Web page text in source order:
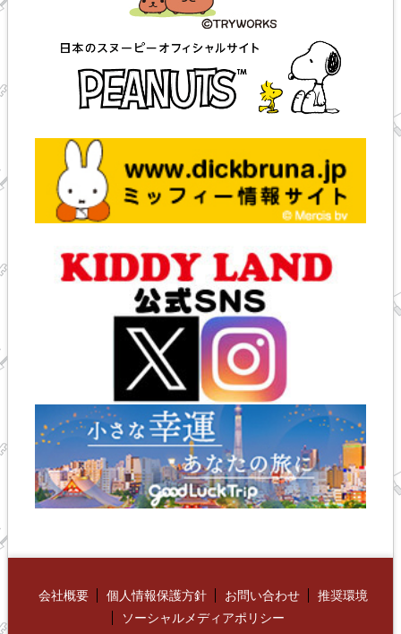
会社概要 個人情報保護方針 お問い合わせ
推奨環境
ソーシャルメディアポリシー